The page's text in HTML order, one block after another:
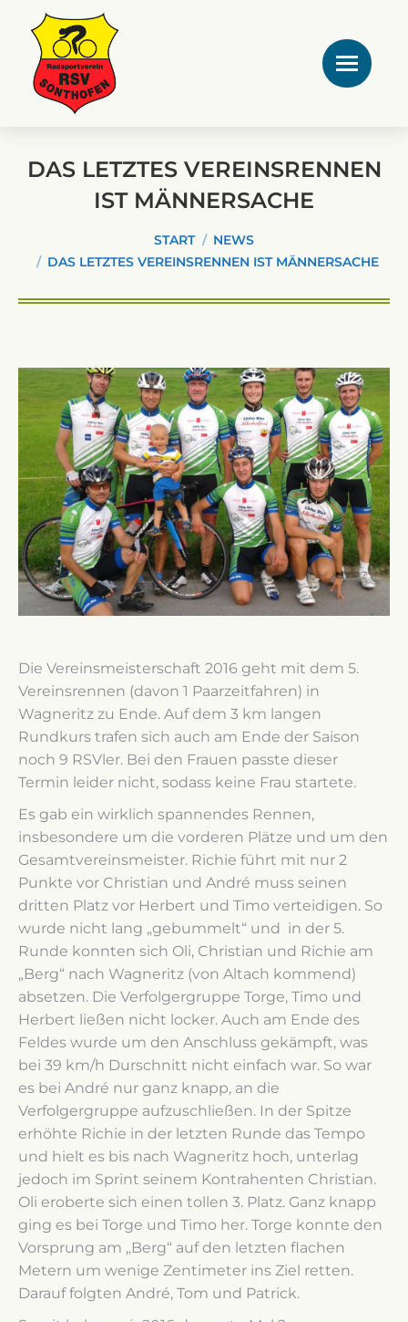
DAS LETZTES VEREINSRENNEN
IST MÄNNERSACHE
START
NEWS
DAS LETZTES VEREINSRENNEN IST MÄNNERSACHE
Die Vereinsmeisterschaft 2016 geht mit dem 5.
Vereinsrennen (davon 1 Paarzeitfahren) in
Wagneritz zu Ende. Auf dem 3 km langen
Rundkurs trafen sich auch am Ende der Saison
noch 9 RSVler. Bei den Frauen passte dieser
Termin leider nicht, sodass keine Frau startete.
Es gab ein wirklich spannendes Rennen,
insbesondere um die vorderen Plätze und um den
Gesamtvereinsmeister. Richie führt mit nur 2
Punkte vor Christian und André muss seinen
dritten Platz vor Herbert und Timo verteidigen. So
wurde nicht lang „gebummelt“ und in der 5.
Runde konnten sich Oli, Christian und Richie am
„Berg“ nach Wagneritz (von Altach kommend)
absetzen. Die Verfolgergruppe Torge, Timo und
Herbert ließen nicht locker. Auch am Ende des
Feldes wurde um den Anschluss gekämpft, was
bei 39 km/h Durschnitt nicht einfach war. So war
es bei André nur ganz knapp, an die
Verfolgergruppe aufzuschließen. In der Spitze
erhöhte Richie in der letzten Runde das Tempo
und hielt es bis nach Wagneritz hoch, unterlag
jedoch im Sprint seinem Kontrahenten Christian.
Oli eroberte sich einen tollen 3. Platz. Ganz knapp
ging es bei Torge und Timo her. Torge konnte den
Vorsprung am „Berg“ auf den letzten flachen
Metern um wenige Zentimeter ins Ziel retten.
Darauf folgten André, Tom und Patrick.